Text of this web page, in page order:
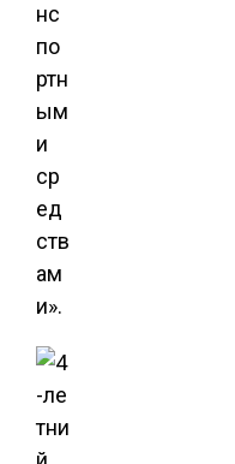
нс
по
ртн
ым
и
ср
ед
ств
ам
и».